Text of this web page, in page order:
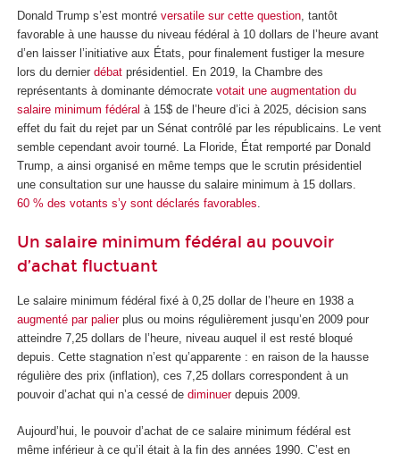
Donald Trump s’est montré versatile sur cette question, tantôt
favorable à une hausse du niveau fédéral à 10 dollars de l’heure avant
d’en laisser l’initiative aux États, pour finalement fustiger la mesure
lors du dernier débat présidentiel. En 2019, la Chambre des
représentants à dominante démocrate votait une augmentation du
salaire minimum fédéral à 15$ de l’heure d’ici à 2025, décision sans
effet du fait du rejet par un Sénat contrôlé par les républicains. Le vent
semble cependant avoir tourné. La Floride, État remporté par Donald
Trump, a ainsi organisé en même temps que le scrutin présidentiel
une consultation sur une hausse du salaire minimum à 15 dollars.
60 % des votants s’y sont déclarés favorables.
Un salaire minimum fédéral au pouvoir
d’achat fluctuant
Le salaire minimum fédéral fixé à 0,25 dollar de l’heure en 1938 a
augmenté par palierplus ou moins régulièrement jusqu’en 2009 pour
atteindre 7,25 dollars de l’heure, niveau auquel il est resté bloqué
depuis. Cette stagnation n’est qu’apparente : en raison de la hausse
régulière des prix (inflation), ces 7,25 dollars correspondent à un
pouvoir d’achat qui n’a cessé de diminuerdepuis 2009.
Aujourd’hui, le pouvoir d’achat de ce salaire minimum fédéral est
même inférieur à ce qu’il était à la fin des années 1990. C’est en